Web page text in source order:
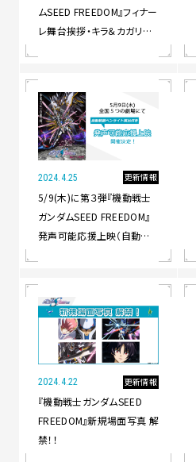
ムSEED FREEDOM』フィナー
レ舞台挨拶・キラ＆カガリ生
2024.4.25 更新情報
5/9(木)に第３弾『機動戦士
ガンダムSEED FREEDOM』
発声可能応援上映（自動制
2024.4.22 更新情報
『機動戦士ガンダムSEED
FREEDOM』新規場面写真 解
禁！！